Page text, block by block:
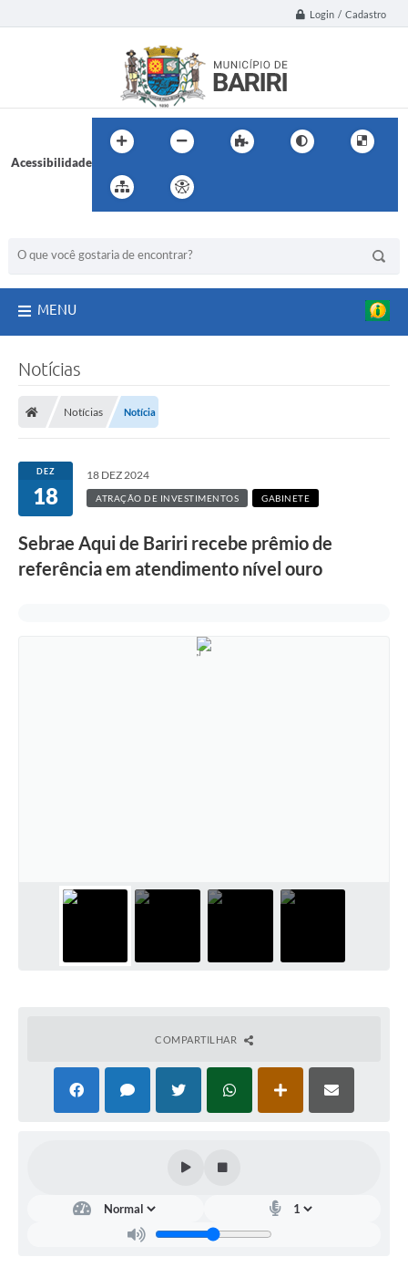
Login / Cadastro
Acessibilidade
MENU
Notícias
Notícias Notícia
DEZ
18
18 DEZ 2024
ATRAÇÃO DE INVESTIMENTOS GABINETE
Sebrae Aqui de Bariri recebe prêmio de
referência em atendimento nível ouro
COMPARTILHAR